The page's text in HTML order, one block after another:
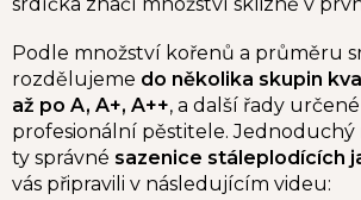
Podle množství kořenů a průměru
rozdělujeme do několika skupin
až po A, A+, A++, a další řady
profesionální pěstitele. Jednoduchý
ty správné sazenice stáleplodících
vás připravili v následujícím videu: